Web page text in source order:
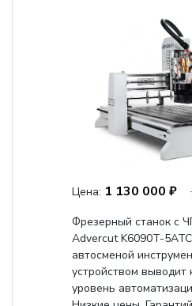
Цена: 1 130 000 ₽
Фрезерный станок с
Advercut K6090T-
автосменой
устройством выводит
уровень